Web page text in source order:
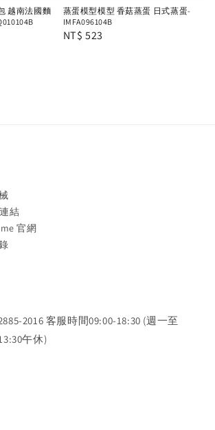
越南法國麵
蒸蛋模型模型 香菇蒸蛋 日式蒸蛋-
IMFA096104B
Regular
NT$ 523
結
官網
2016 客服時間09:00-18:30 (週一至
午休)